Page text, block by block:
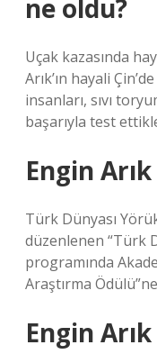
ne oldu?
Uçak kazasında
Arık’ın hayali
insanları, sıvı
başarıyla test
Engin
Türk Dünyası
düzenlenen “Türk
programında
Araştırma
Engin